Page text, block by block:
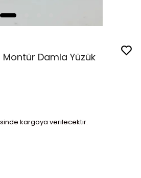
Montür Damla Yüzük
kargoya verilecektir.